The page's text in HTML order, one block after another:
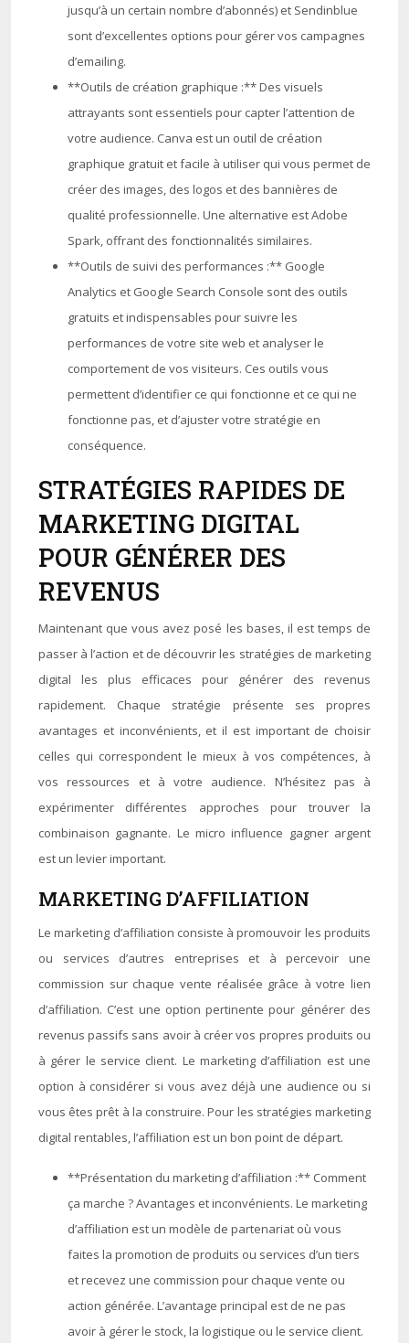
jusqu’à un certain nombre d’abonnés) et Sendinblue
sont d’excellentes options pour gérer vos campagnes
d’emailing.
**Outils de création graphique :** Des visuels
attrayants sont essentiels pour capter l’attention de
votre audience. Canva est un outil de création
graphique gratuit et facile à utiliser qui vous permet de
créer des images, des logos et des bannières de
qualité professionnelle. Une alternative est Adobe
Spark, offrant des fonctionnalités similaires.
**Outils de suivi des performances :** Google
Analytics et Google Search Console sont des outils
gratuits et indispensables pour suivre les
performances de votre site web et analyser le
comportement de vos visiteurs. Ces outils vous
permettent d’identifier ce qui fonctionne et ce qui ne
fonctionne pas, et d’ajuster votre stratégie en
conséquence.
STRATÉGIES RAPIDES DE
MARKETING DIGITAL
POUR GÉNÉRER DES
REVENUS
Maintenant que vous avez posé les bases, il est temps de
passer à l’action et de découvrir les stratégies de marketing
digital les plus efficaces pour générer des revenus
rapidement. Chaque stratégie présente ses propres
avantages et inconvénients, et il est important de choisir
celles qui correspondent le mieux à vos compétences, à
vos ressources et à votre audience. N’hésitez pas à
expérimenter différentes approches pour trouver la
combinaison gagnante. Le micro influence gagner argent
est un levier important.
MARKETING D’AFFILIATION
Le marketing d’affiliation consiste à promouvoir les produits
ou services d’autres entreprises et à percevoir une
commission sur chaque vente réalisée grâce à votre lien
d’affiliation. C’est une option pertinente pour générer des
revenus passifs sans avoir à créer vos propres produits ou
à gérer le service client. Le marketing d’affiliation est une
option à considérer si vous avez déjà une audience ou si
vous êtes prêt à la construire. Pour les stratégies marketing
digital rentables, l’affiliation est un bon point de départ.
**Présentation du marketing d’affiliation :** Comment
ça marche ? Avantages et inconvénients. Le marketing
d’affiliation est un modèle de partenariat où vous
faites la promotion de produits ou services d’un tiers
et recevez une commission pour chaque vente ou
action générée. L’avantage principal est de ne pas
avoir à gérer le stock, la logistique ou le service client.